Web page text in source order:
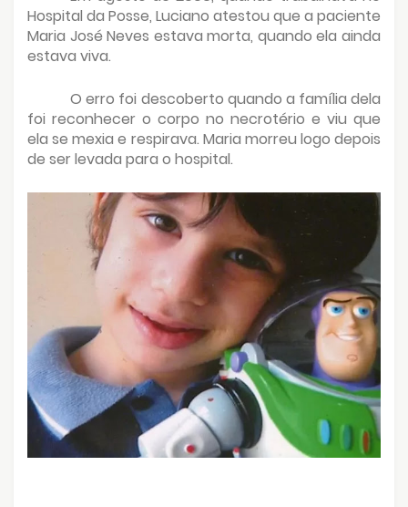
Hospital da Posse, Luciano atestou que a paciente
Maria José Neves estava morta, quando ela ainda
estava viva.
O erro foi descoberto quando a família dela
foi reconhecer o corpo no necrotério e viu que
ela se mexia e respirava. Maria morreu logo depois
de ser levada para o hospital.